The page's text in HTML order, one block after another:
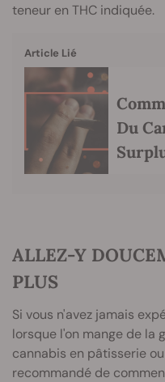
teneur en THC indiquée.
Article Lié
Du
ALLEZ-Y
PLUS
Si vous n'avez jamais
lorsque l'on mange de la
cannabis en pâtisserie
recommandé de